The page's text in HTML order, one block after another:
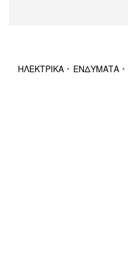
ΗΛΕΚΤΡΙΚΑ ΕΝΔΥΜΑΤΑ